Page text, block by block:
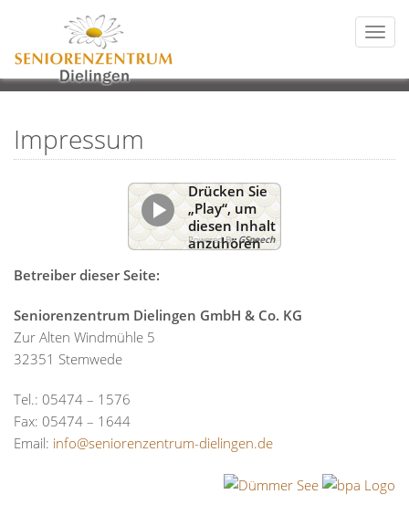
Impressum
Drücken Sie
„Play“, um
diesen Inhalt
anzuhören
Powered By GSpeech
Betreiber dieser Seite:
Seniorenzentrum Dielingen GmbH & Co. KG
Zur Alten Windmühle 5
32351 Stemwede
Tel.: 05474 – 1576
Fax: 05474 – 1644
Email: info@seniorenzentrum-dielingen.de